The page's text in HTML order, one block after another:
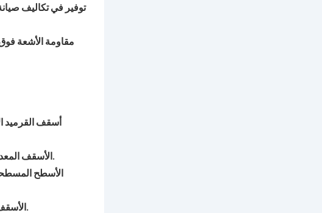
توفير في تكاليف
مقاومة الأشعة فوق
أسقف القرميد
الأسقف
الأسطح